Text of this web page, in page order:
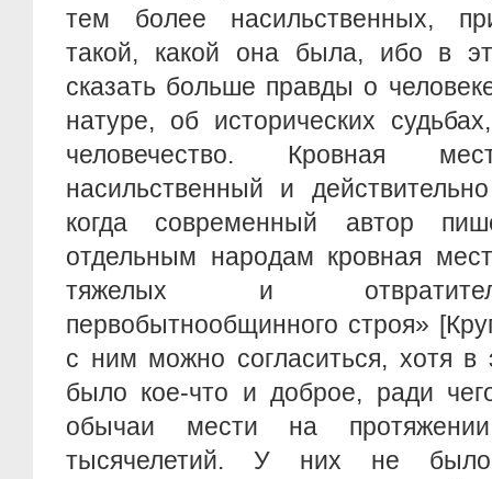
тем более насильственных,
такой, какой она была, ибо в
сказать больше правды о
натуре, об исторических
человечество. Кровная
насильственный и
когда современный автор
отдельным народам кровная
тяжелых и
первобытнообщинного строя»
с ним можно согласиться, хотя в
было кое-что и доброе, ради
обычаи мести на
тысячелетий. У них не было